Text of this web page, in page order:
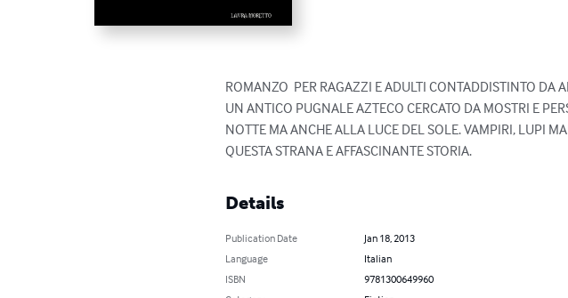
ROMANZO  PER RAGAZZI E ADULTI CONTADDISTINTO DA
UN ANTICO PUGNALE AZTECO CERCATO DA MOSTRI E
NOTTE MA ANCHE ALLA LUCE DEL SOLE. VAMPIRI, LUPI
QUESTA STRANA E AFFASCINANTE STORIA.
Details
Publication Date
Jan 18, 2013
Language
Italian
ISBN
9781300649960